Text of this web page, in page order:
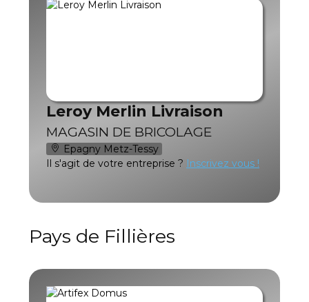
Leroy Merlin Livraison
MAGASIN DE BRICOLAGE
Epagny Metz-Tessy
Il s'agit de votre entreprise ? Inscrivez vous !
Pays de Fillières